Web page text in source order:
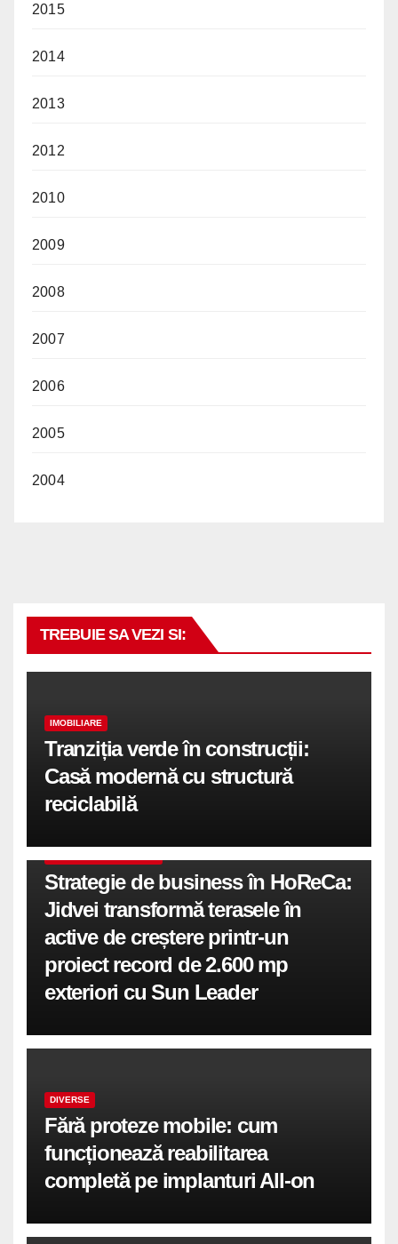
2015
2014
2013
2012
2010
2009
2008
2007
2006
2005
2004
TREBUIE SA VEZI SI:
IMOBILIARE
Tranziția verde în construcții:
Casă modernă cu structură
reciclabilă
Strategie de business în HoReCa:
Jidvei transformă terasele în
active de creștere printr-un
proiect record de 2.600 mp
exteriori cu Sun Leader
DIVERSE
Fără proteze mobile: cum
funcționează reabilitarea
completă pe implanturi All-on